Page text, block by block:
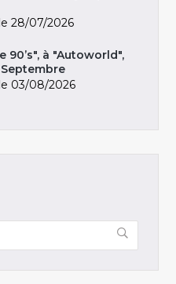
le 28/07/2026
90’s", à "Autoworld",
le 03/08/2026